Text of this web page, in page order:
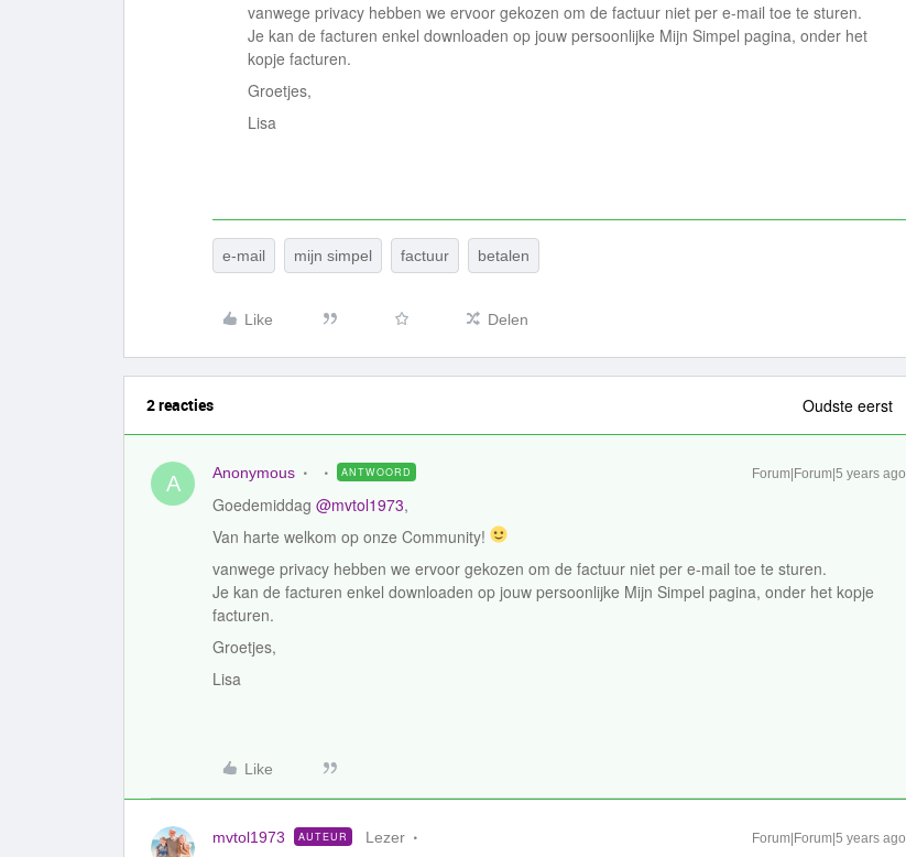
vanwege privacy hebben we ervoor gekozen om de factuur niet per e-mail toe te sturen.
Je kan de facturen enkel downloaden op jouw persoonlijke Mijn Simpel pagina, onder het
kopje facturen.
Groetjes,
Lisa
e-mail mijn simpel factuur betalen
Like Delen
2 reacties Oudste eerst
A Anonymous ANTWOORD Forum|Forum|5 years ago
Goedemiddag @mvtol1973,
Van harte welkom op onze Community!
vanwege privacy hebben we ervoor gekozen om de factuur niet per e-mail toe te sturen.
Je kan de facturen enkel downloaden op jouw persoonlijke Mijn Simpel pagina, onder het kopje
facturen.
Groetjes,
Lisa
Like
mvtol1973 AUTEUR Lezer Forum|Forum|5 years ago